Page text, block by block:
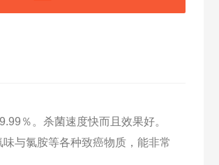
％。杀菌速度快而且效果好。
与氯胺等各种致癌物质，能非常